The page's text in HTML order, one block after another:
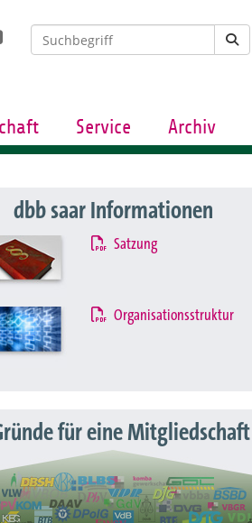
Service Archiv
dbb saar Informationen
Satzung
Organisationsstruktur
für eine Mitgliedschaft